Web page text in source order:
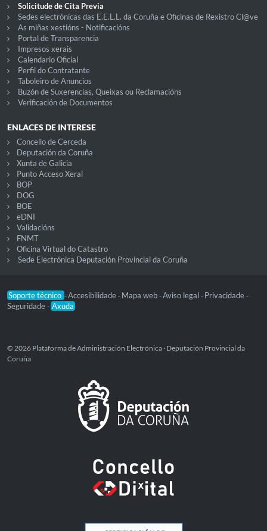
Solicitude de Cita Previa
Sedes electrónicas das E.E.L.L. da Coruña e Oficinas de Rexistro Cl@ve
As miñas xestións - Notificacións
Portal de Transparencia
Impresos xerais
Calendario Oficial
Perfil do Contratante
Taboleiro de Anuncios
Buzón de Suxerencias, Queixas ou Reclamacións
Verificación de Documentos
ENLACES DE INTERESE
Concello de Cerceda
Deputación da Coruña
Xunta de Galicia
Punto Acceso Xeral
BOP
DOG
BOE
eDNI
Validacións
FNMT
Oficina Virtual do Catastro
Sede Electrónica Deputación Provincial da Coruña
Soporte técnico -Accesibilidade - Mapa web -Aviso legal - Privacidade -
Seguridade - Axuda
© 2026 Plataforma de Administración Electrónica · Deputación Provincial da
Coruña